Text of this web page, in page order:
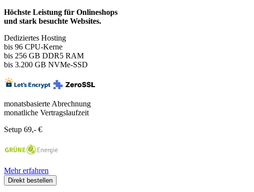
Höchste Leistung für Onlineshops
und stark besuchte Websites.
Dediziertes Hosting
bis 96 CPU-Kerne
bis 256 GB DDR5 RAM
bis 3.200 GB NVMe-SSD
monatsbasierte Abrechnung
monatliche Vertragslaufzeit
Setup 69,- €
Mehr erfahren
Direkt bestellen